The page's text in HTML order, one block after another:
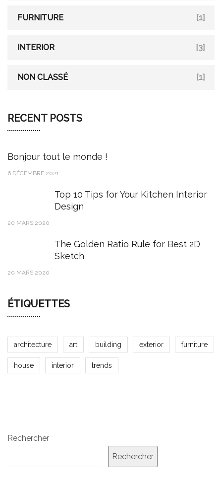
FURNITURE [1]
INTERIOR [3]
NON CLASSÉ [1]
RECENT POSTS
Bonjour tout le monde !
6 DÉCEMBRE 2021
Top 10 Tips for Your Kitchen Interior
Design
20 MARS 2020
The Golden Ratio Rule for Best 2D
Sketch
20 MARS 2020
ÉTIQUETTES
architecture art building exterior furniture
house interior trends
Rechercher
Rechercher